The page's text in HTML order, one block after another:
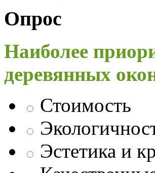
Опрос
Наиболее
деревянных
Стоимость
Эстетика и